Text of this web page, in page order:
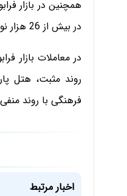
در بیش از 26 هزار نوبت معاملاتی داد و ستد شد.
در معاملات بازار
روند مثبت، هتل
فرهنگی با روند
اخبار مرتبط